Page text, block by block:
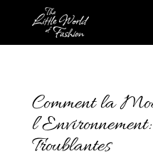
Comment la
Troublantes